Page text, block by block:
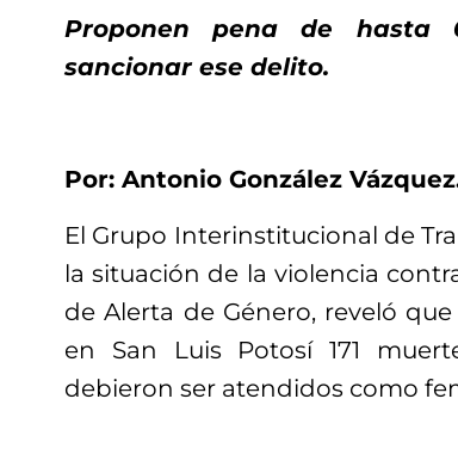
Proponen pena de
sancionar ese delito.
Por: Antonio González
El Grupo Interinstitucional de
la situación de la violencia
de Alerta de Género, reveló
en San Luis Potosí 171
debieron ser atendidos como